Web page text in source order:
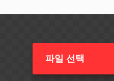
파일 선택